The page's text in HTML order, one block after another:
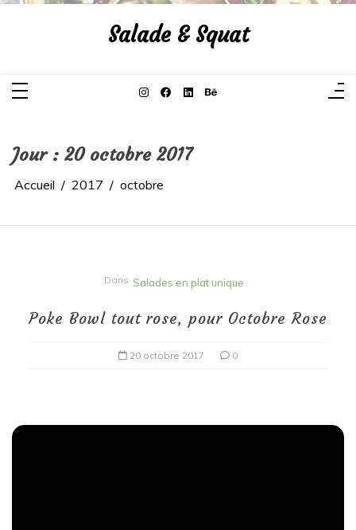
Aller
Salade & Squat
Jour : 20 octobre 2017
Accueil 2017 octobre
Dans Salades en plat unique
Poke Bowl tout rose, pour Octobre Rose
20 octobre 2017 0